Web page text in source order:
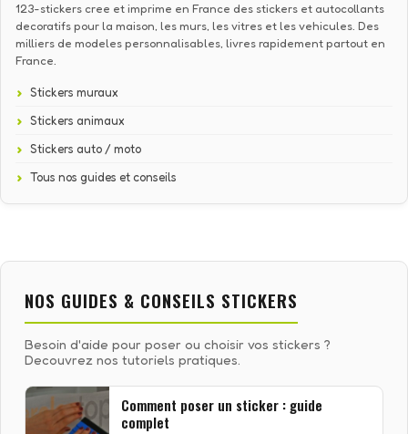
123-stickers cree et imprime en France des stickers et autocollants
decoratifs pour la maison, les murs, les vitres et les vehicules. Des
milliers de modeles personnalisables, livres rapidement partout en
France.
Stickers muraux
Stickers animaux
Stickers auto / moto
Tous nos guides et conseils
NOS GUIDES & CONSEILS STICKERS
Besoin d'aide pour poser ou choisir vos stickers ?
Decouvrez nos tutoriels pratiques.
Comment poser un sticker : guide
complet